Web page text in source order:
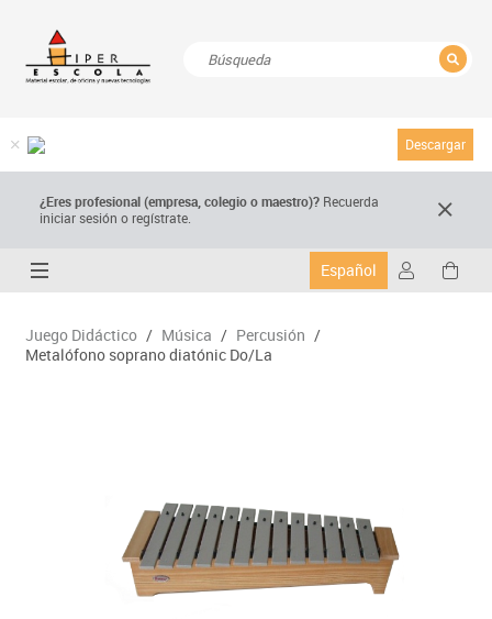
Descargar
¿Eres profesional (empresa, colegio o maestro)? Recuerda
iniciar sesión o regístrate.
Español
Juego Didáctico / Música / Percusión /
Metalófono soprano diatónic Do/La